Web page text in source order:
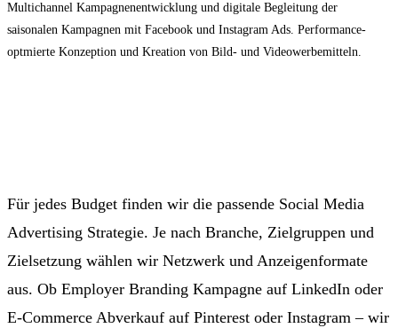
Multichannel Kampagnenentwicklung und digitale Begleitung der
saisonalen Kampagnen mit Facebook und Instagram Ads. Performance-
optmierte Konzeption und Kreation von Bild- und Videowerbemitteln.
Für jedes Budget finden wir die passende Social Media
Advertising Strategie. Je nach Branche, Zielgruppen und
Zielsetzung wählen wir Netzwerk und Anzeigenformate
aus. Ob Employer Branding Kampagne auf LinkedIn oder
E-Commerce Abverkauf auf Pinterest oder Instagram – wir